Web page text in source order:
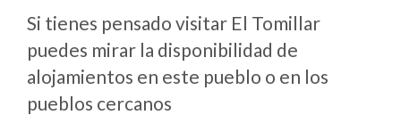
Si tienes pensado visitar El Tomillar
puedes mirar la disponibilidad de
alojamientos en este pueblo o en los
pueblos cercanos